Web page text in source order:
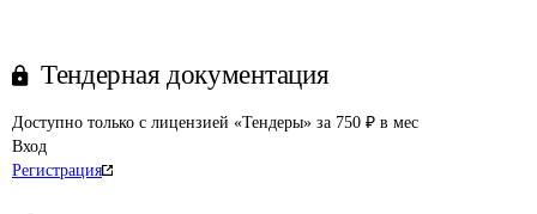
Тендерная документация
Доступно только с лицензией «Тендеры» за 750 ₽ в мес
Вход
Регистрация